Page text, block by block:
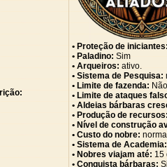
• Proteção de iniciantes:
• Paladino: Sim
• Arqueiros: ativo.
• Sistema de Pesquisa:
• Limite de fazenda: Não
• Limite de ataques
• Aldeias bárbaras
• Produção de recursos:
• Nível de construção
• Custo do nobre:
• Sistema de Academia:
• Nobres viajam até: 15
• Conquista bárbaras: